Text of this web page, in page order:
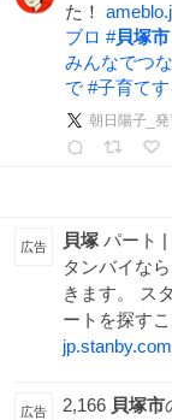
た！
ブロ #貝塚市
みんなでつ
で #子育て
朝日陽子_
広告 貝塚 パート |
タンバイな
きます。 ス
ートを探す
jp.stanby.com
広告 2,166 貝塚市